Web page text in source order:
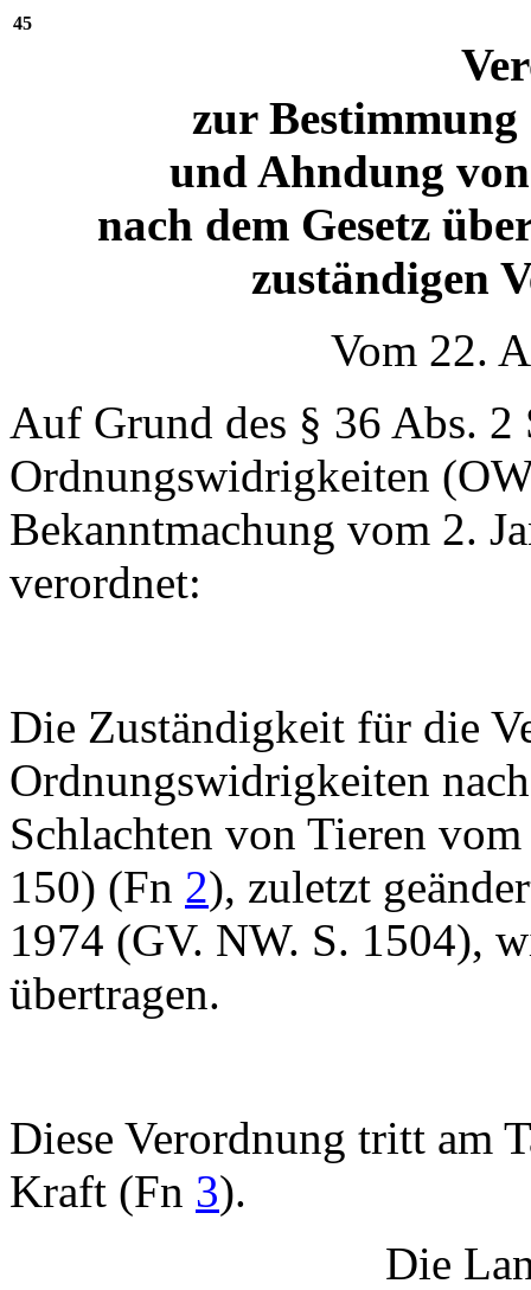
45
zur
und Ahndung
nach dem Gesetz
zuständigen
Vom 22.
Auf Grund des § 36 Abs. 2
Ordnungswidrigkeiten
Bekanntmachung vom 2.
verordnet:
Die Zuständigkeit für die
Ordnungswidrigkeiten
Schlachten von Tieren
150) (Fn 2), zuletzt
1974 (GV. NW. S. 1504),
übertragen.
Diese Verordnung tritt am
Kraft (Fn 3).
Die